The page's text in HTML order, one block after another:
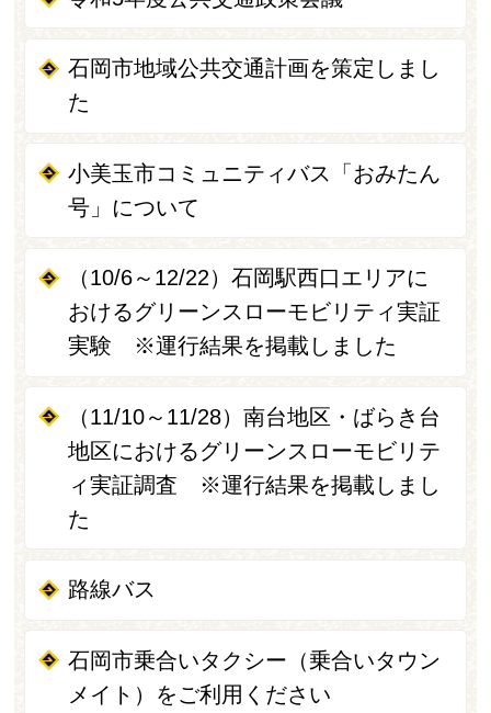
石岡市地域公共交通計画を策定しまし
た
小美玉市コミュニティバス「おみたん
号」について
（10/6～12/22）石岡駅西口エリアに
おけるグリーンスローモビリティ実証
実験 ※運行結果を掲載しました
（11/10～11/28）南台地区・ばらき台
地区におけるグリーンスローモビリテ
ィ実証調査 ※運行結果を掲載しまし
た
路線バス
石岡市乗合いタクシー（乗合いタウン
メイト）をご利用ください